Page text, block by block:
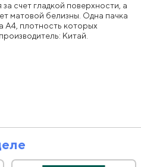
счет гладкой поверхности, а
матовой белизны. Одна пачка
А4, плотность которых
Китай.